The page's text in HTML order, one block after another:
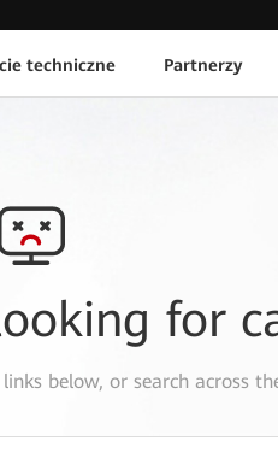
techniczne Partnerzy
for
below, or search across